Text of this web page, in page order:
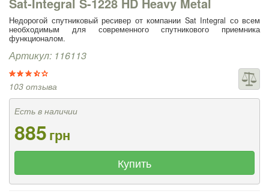
Недорогой спутниковый ресивер от компании Sat Integral со всем
необходимым для современного спутникового приемника
функционалом.
Артикул: 116113
103 отзыва
Есть в наличии
885грн
Купить